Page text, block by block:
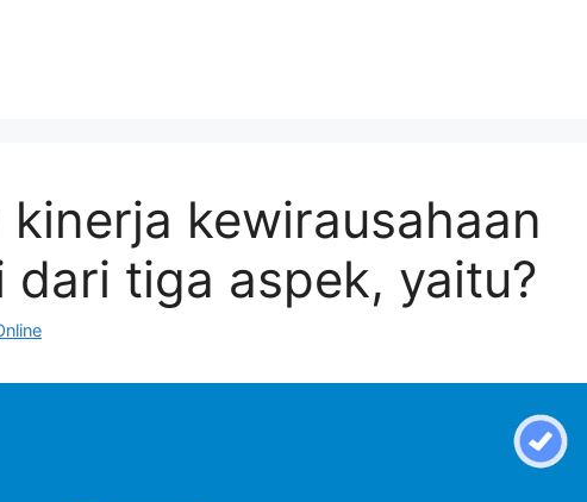
kewirausahaan
dari tiga aspek, yaitu?